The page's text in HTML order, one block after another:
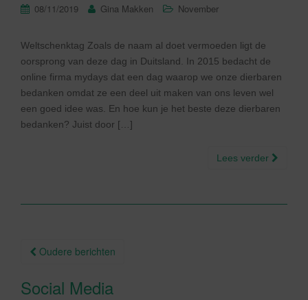
08/11/2019 Gina Makken November
Weltschenktag Zoals de naam al doet vermoeden ligt de
oorsprong van deze dag in Duitsland. In 2015 bedacht de
online firma mydays dat een dag waarop we onze dierbaren
bedanken omdat ze een deel uit maken van ons leven wel
een goed idee was. En hoe kun je het beste deze dierbaren
bedanken? Juist door […]
Lees verder
Berichtnavigatie
Oudere berichten
Social Media